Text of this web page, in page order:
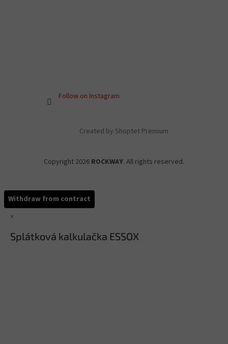
Follow on Instagram
Created by Shoptet Premium
Copyright 2026 ROCKWAY. All rights reserved.
Withdraw from contract
×
Splátková kalkulačka ESSOX